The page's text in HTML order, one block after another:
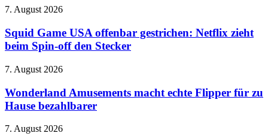
Facebook
Instagram
an
Der
trägt
Prada
–
randaliert
wieder
im
Squid
USA
offenbar
gestrichen:
zieht
Spin-
off
Stecker
7. August 2026
Squid Game USA offenbar gestrichen: Netflix zieht
beim Spin-off den Stecker
Wonderland
macht
echte
Flipper
zu
7. August 2026
Wonderland Amusements macht echte Flipper für zu
Hause bezahlbarer
Akte
7. August 2026